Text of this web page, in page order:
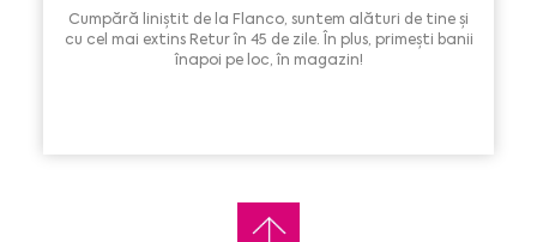
Cumpără liniștit de la Flanco, suntem alături de tine și
cu cel mai extins Retur în 45 de zile. În plus, primești banii
înapoi pe loc, în magazin!